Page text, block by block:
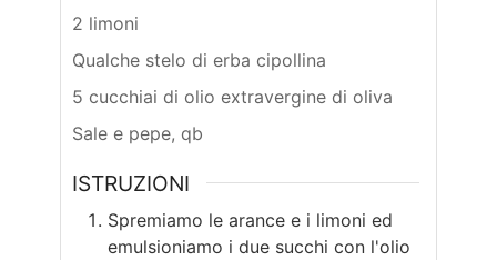
2 limoni
Qualche stelo di erba cipollina
5 cucchiai di olio extravergine di oliva
Sale e pepe, qb
ISTRUZIONI
Spremiamo le arance e i limoni ed
emulsioniamo i due succhi con l'olio